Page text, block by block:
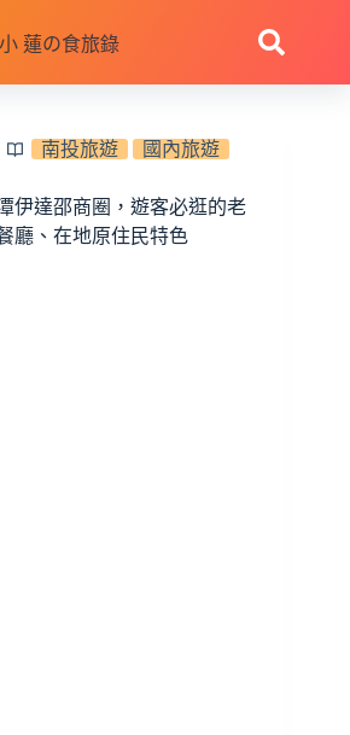
蓮の食旅錄
南投旅遊 國內旅遊
伊達邵商圈，遊客必逛的老
廳、在地原住民特色